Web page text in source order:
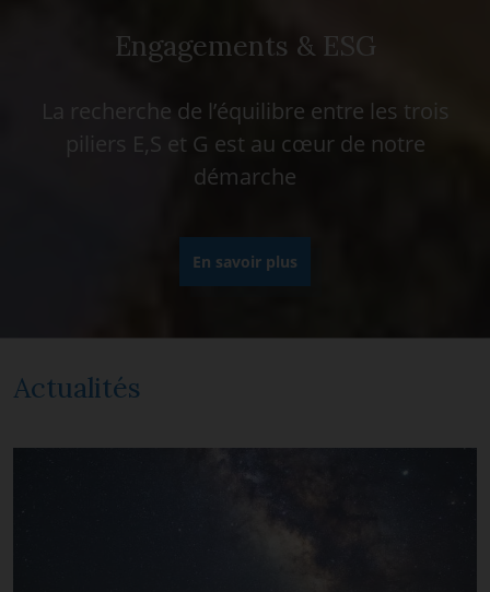
Engagements & ESG
La recherche de l’équilibre entre les trois
piliers E,S et G est au cœur de notre
démarche
En savoir plus
Actualités